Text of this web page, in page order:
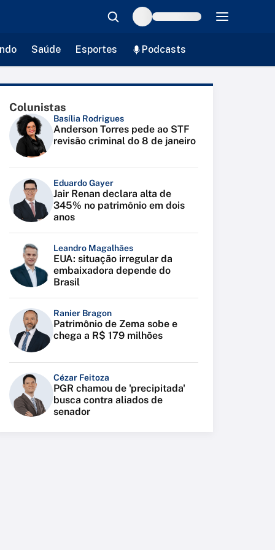
Saúde Esportes Podcasts
Colunistas
Basília Rodrigues
Anderson Torres pede ao STF
revisão criminal do 8 de janeiro
Eduardo Gayer
Jair Renan declara alta de
345% no patrimônio em dois
anos
Leandro Magalhães
EUA: situação irregular da
embaixadora depende do
Brasil
Ranier Bragon
Patrimônio de Zema sobe e
chega a R$ 179 milhões
Cézar Feitoza
PGR chamou de 'precipitada'
busca contra aliados de
senador